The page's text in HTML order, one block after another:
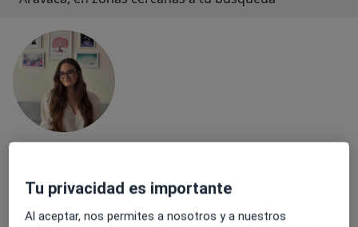
Logopeda·Ver más
Tu privacidad es importante
Al aceptar, nos permites a nosotros y a nuestros